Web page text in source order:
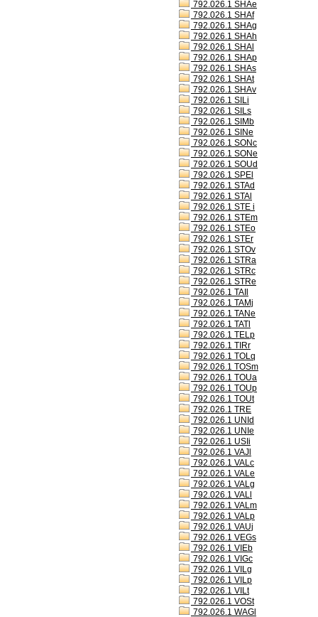
792.026.1 SHAe
792.026.1 SHAf
792.026.1 SHAg
792.026.1 SHAh
792.026.1 SHAl
792.026.1 SHAp
792.026.1 SHAs
792.026.1 SHAt
792.026.1 SHAv
792.026.1 SILi
792.026.1 SILs
792.026.1 SIMb
792.026.1 SINe
792.026.1 SONc
792.026.1 SONe
792.026.1 SOUd
792.026.1 SPEl
792.026.1 STAd
792.026.1 STAl
792.026.1 STE i
792.026.1 STEm
792.026.1 STEo
792.026.1 STEr
792.026.1 STOv
792.026.1 STRa
792.026.1 STRc
792.026.1 STRe
792.026.1 TAIl
792.026.1 TAMj
792.026.1 TANe
792.026.1 TATl
792.026.1 TELp
792.026.1 TIRr
792.026.1 TOLq
792.026.1 TOSm
792.026.1 TOUa
792.026.1 TOUp
792.026.1 TOUt
792.026.1 TRE
792.026.1 UNId
792.026.1 UNIe
792.026.1 USIi
792.026.1 VAJl
792.026.1 VALc
792.026.1 VALe
792.026.1 VALg
792.026.1 VALl
792.026.1 VALm
792.026.1 VALp
792.026.1 VAUj
792.026.1 VEGs
792.026.1 VIEb
792.026.1 VIGc
792.026.1 VILg
792.026.1 VILp
792.026.1 VILt
792.026.1 VOSt
792.026.1 WAGl